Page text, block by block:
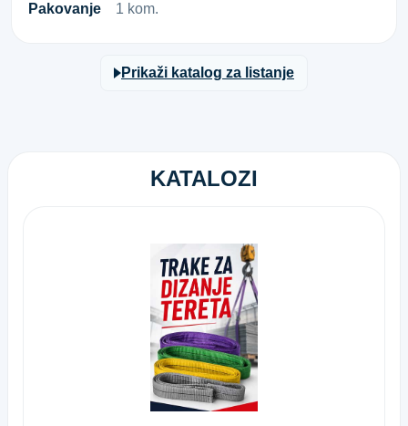
Pakovanje 1 kom.
Prikaži katalog za listanje
KATALOZI